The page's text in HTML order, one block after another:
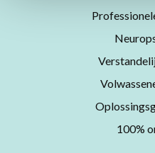
100%